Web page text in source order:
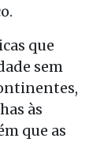
que
sem
às
que as